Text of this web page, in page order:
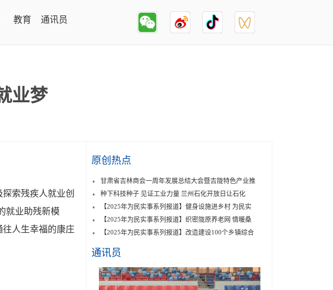
教育 通讯员
业梦
索残疾人就业创
就业助残新模
人生幸福的康庄
原创热点
甘肃省吉林商会一周年发展总结大会暨吉陇特色产业推
种下科技种子 见证工业力量 兰州石化开放日让石化
【2025年为民实事系列报道】健身设施进乡村 为民实
【2025年为民实事系列报道】织密陇原养老网 情暖桑
【2025年为民实事系列报道】改造建设100个乡镇综合
通讯员